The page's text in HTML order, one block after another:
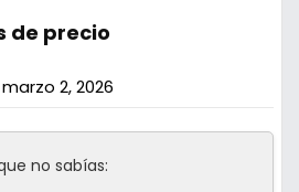
de precio
marzo 2, 2026
no sabías: